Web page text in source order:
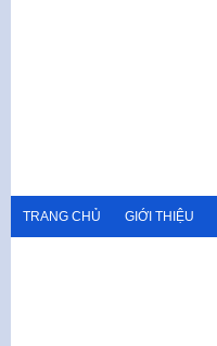
TRANG CHỦ GIỚI THIỆU